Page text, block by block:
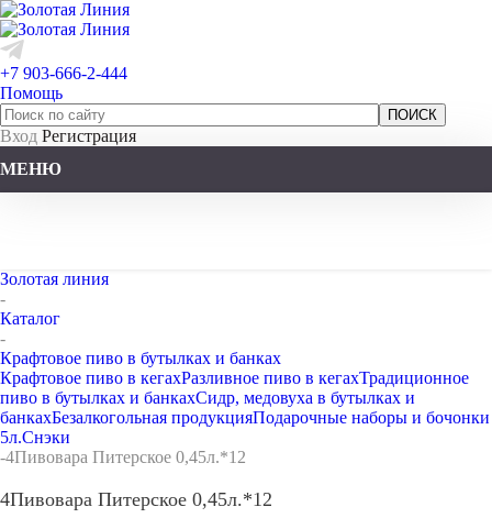
+7 903-666-2-444
Помощь
Вход Регистрация
МЕНЮ
Золотая линия
-
Каталог
-
Крафтовое пиво в бутылках и банках
Крафтовое пиво в кегахРазливное пиво в кегахТрадиционное
пиво в бутылках и банкахСидр, медовуха в бутылках и
банкахБезалкогольная продукцияПодарочные наборы и бочонки
5л.Снэки
-4Пивовара Питерское 0,45л.*12
4Пивовара Питерское 0,45л.*12